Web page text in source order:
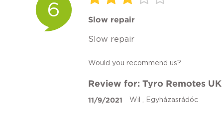
6 Slow repair
Slow repair
Would you recommend us?
Review for: Tyro Remotes UK
11/9/2021 Wil , Egyházasrádóc